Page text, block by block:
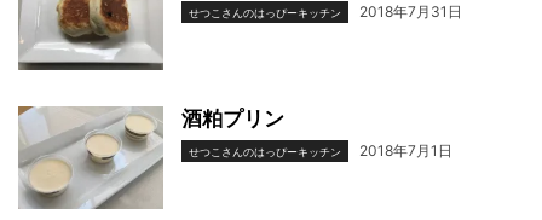
せつこさんのはっぴーキッチン 2018年7月31日
酒粕プリン
せつこさんのはっぴーキッチン 2018年7月1日